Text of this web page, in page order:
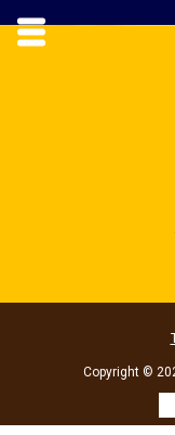
Copyright ©